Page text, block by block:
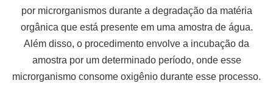
por microrganismos durante a degradação da matéria
orgânica que está presente em uma amostra de água.
Além disso, o procedimento envolve a incubação da
amostra por um determinado período, onde esse
microrganismo consome oxigênio durante esse processo.